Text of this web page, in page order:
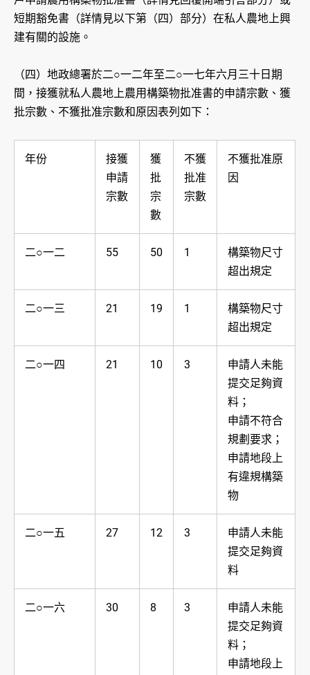
短期豁免書（詳情見以下第（四）部分）在私人農地上興
建有關的設施。
（四）地政總署於二○一二年至二○一七年六月三十日期
間，接獲就私人農地上農用構築物批准書的申請宗數、獲
批宗數、不獲批准宗數和原因表列如下：
年份
接獲
申請
宗數
獲
批
宗
數
不獲
批准
宗數
不獲批准原
因
二○一二 55 50 1
構築物尺寸
超出規定
二○一三 21 19 1
構築物尺寸
超出規定
二○一四 21 10 3
申請人未能
提交足夠資
料；
申請不符合
規劃要求；
申請地段上
有違規構築
物
二○一五 27 12 3
申請人未能
提交足夠資
料
二○一六 30 8 3
申請人未能
提交足夠資
料；
申請地段上